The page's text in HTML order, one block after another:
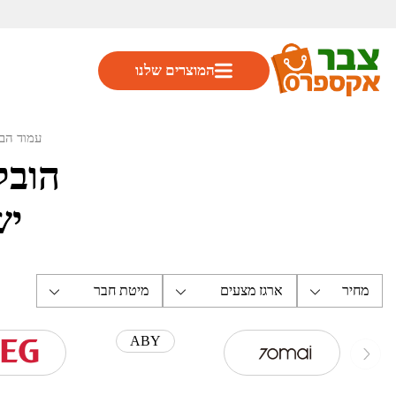
המוצרים שלנו
עמוד
מחיר ארגז מצעים מיטת חבר
ABY